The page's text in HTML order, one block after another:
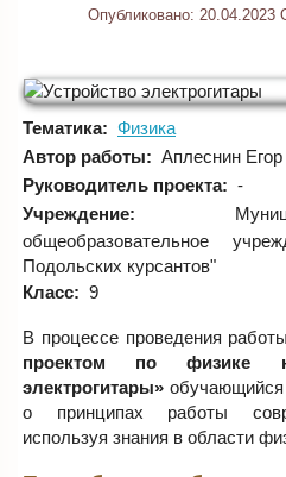
Опубликовано: 20.04.2023
Тематика: Физика
Автор работы: Аплеснин
Руководитель проекта: -
Учреждение:
общеобразовательное
Подольских курсантов"
Класс: 9
В процессе проведения
проектом по физике
электрогитары» обучающийся
о принципах работы
используя знания в области